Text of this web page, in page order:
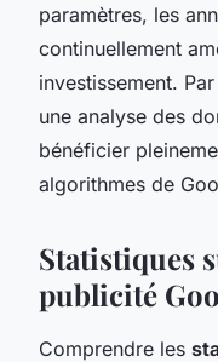
paramètres, les
continuellement
investissement.
une analyse des
bénéficier
algorithmes de
Statistiques
publicité
Comprendre les